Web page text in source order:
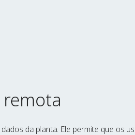
remota
da planta. Ele permite que os